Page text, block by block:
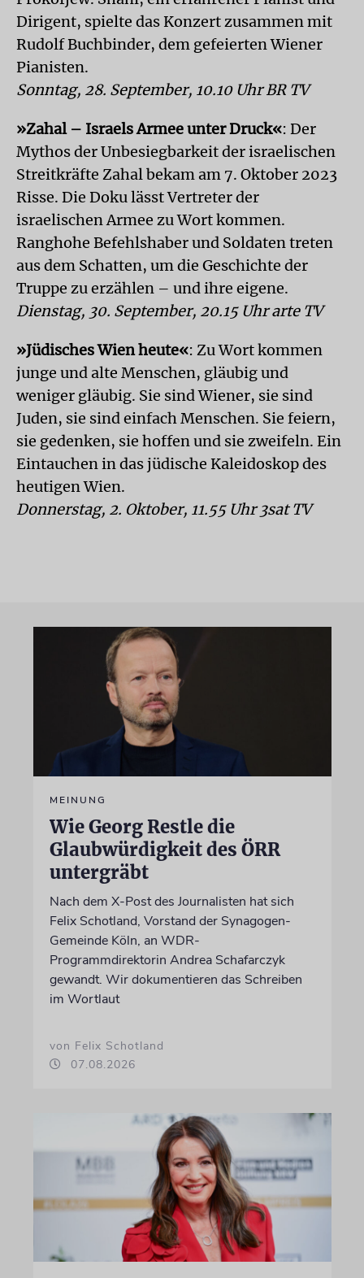
Dirigent, spielte das Konzert zusammen mit
Rudolf Buchbinder, dem gefeierten Wiener
Pianisten.
Sonntag, 28. September, 10.10 Uhr BR TV
»Zahal – Israels Armee unter Druck«: Der
Mythos der Unbesiegbarkeit der israelischen
Streitkräfte Zahal bekam am 7. Oktober 2023
Risse. Die Doku lässt Vertreter der
israelischen Armee zu Wort kommen.
Ranghohe Befehlshaber und Soldaten treten
aus dem Schatten, um die Geschichte der
Truppe zu erzählen – und ihre eigene.
Dienstag, 30. September, 20.15 Uhr arte TV
»Jüdisches Wien heute«: Zu Wort kommen
junge und alte Menschen, gläubig und
weniger gläubig. Sie sind Wiener, sie sind
Juden, sie sind einfach Menschen. Sie feiern,
sie gedenken, sie hoffen und sie zweifeln. Ein
Eintauchen in das jüdische Kaleidoskop des
heutigen Wien.
Donnerstag, 2. Oktober, 11.55 Uhr 3sat TV
MEINUNG
Wie Georg Restle die
Glaubwürdigkeit des ÖRR
untergräbt
Nach dem X-Post des Journalisten hat sich
Felix Schotland, Vorstand der Synagogen-
Gemeinde Köln, an WDR-
Programmdirektorin Andrea Schafarczyk
gewandt. Wir dokumentieren das Schreiben
im Wortlaut
von Felix Schotland
07.08.2026